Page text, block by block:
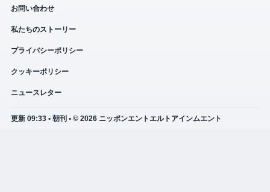
お問い合わせ
私たちのストーリー
プライバシーポリシー
クッキーポリシー
ニュースレター
更新 09:33 • 朝刊 • © 2026 ニッポンエントエルトアインムエント